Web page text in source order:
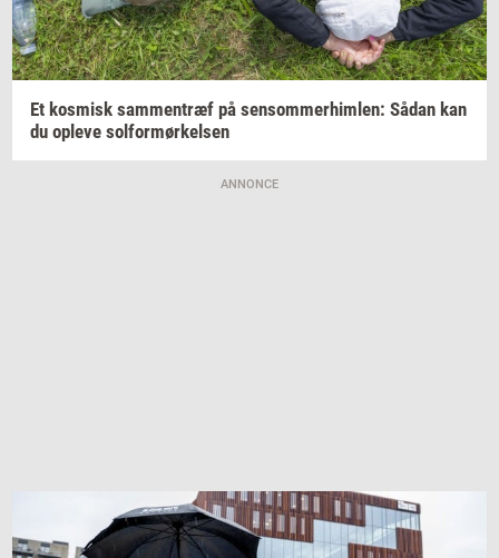
Et kos­misk sam­men­træf på sen­som­mer­him­len: Sådan kan
du op­le­ve sol­for­mør­kel­sen
ANNONCE